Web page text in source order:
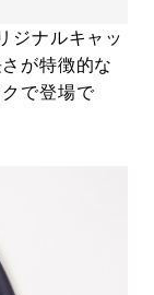
ジナルキャッ
が特徴的な
で登場で